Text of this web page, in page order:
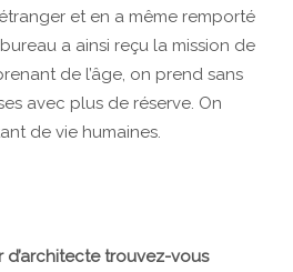
et en a même remporté
a ainsi reçu la mission de
de l’âge, on prend sans
avec plus de réserve. On
de vie humaines.
trouvez-vous